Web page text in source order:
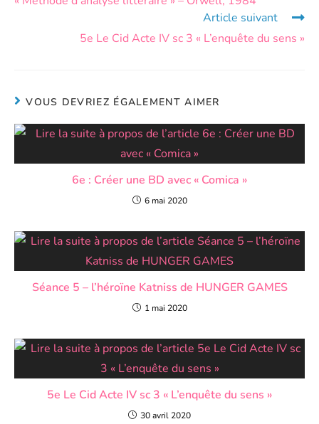
Article suivant
5e Le Cid Acte IV sc 3 « L’enquête du sens »
VOUS DEVRIEZ ÉGALEMENT AIMER
6e : Créer une BD avec « Comica »
6 mai 2020
Séance 5 – l’héroïne Katniss de HUNGER GAMES
1 mai 2020
5e Le Cid Acte IV sc 3 « L’enquête du sens »
30 avril 2020